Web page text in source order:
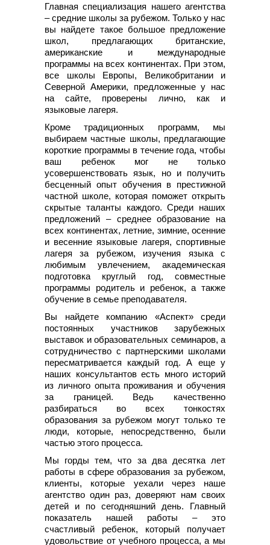
Главная специализация нашего агентства
– средние школы за рубежом. Только у нас
вы найдете такое большое предложение
школ, предлагающих британские,
американские и международные
программы на всех континентах. При этом,
все школы Европы, Великобритании и
Северной Америки, предложенные у нас
на сайте, проверены лично, как и
языковые лагеря.
Кроме традиционных программ, мы
выбираем частные школы, предлагающие
короткие программы в течение года, чтобы
ваш ребенок мог не только
усовершенствовать язык, но и получить
бесценный опыт обучения в престижной
частной школе, которая поможет открыть
скрытые таланты каждого. Среди наших
предложений – среднее образование на
всех континентах, летние, зимние, осенние
и весенние языковые лагеря, спортивные
лагеря за рубежом, изучения языка с
любимым увлечением, академическая
подготовка круглый год, совместные
программы родитель и ребенок, а также
обучение в семье преподавателя.
Вы найдете компанию «Аспект» среди
постоянных участников зарубежных
выставок и образовательных семинаров, а
сотрудничество с партнерскими школами
пересматривается каждый год. А еще у
наших консультантов есть много историй
из личного опыта проживания и обучения
за границей. Ведь качественно
разбираться во всех тонкостях
образования за рубежом могут только те
люди, которые, непосредственно, были
частью этого процесса.
Мы горды тем, что за два десятка лет
работы в сфере образования за рубежом,
клиенты, которые уехали через наше
агентство один раз, доверяют нам своих
детей и по сегодняшний день. Главный
показатель нашей работы – это
счастливый ребенок, который получает
удовольствие от учебного процесса, а мы